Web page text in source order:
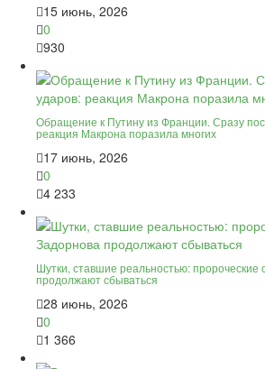
15 июнь, 2026
0
930
Обращение к Путину из Франции. Сразу
реакция Макрона поразила многих
17 июнь, 2026
0
4 233
Шутки, ставшие реальностью: пророческие
продолжают сбываться
28 июнь, 2026
0
1 366